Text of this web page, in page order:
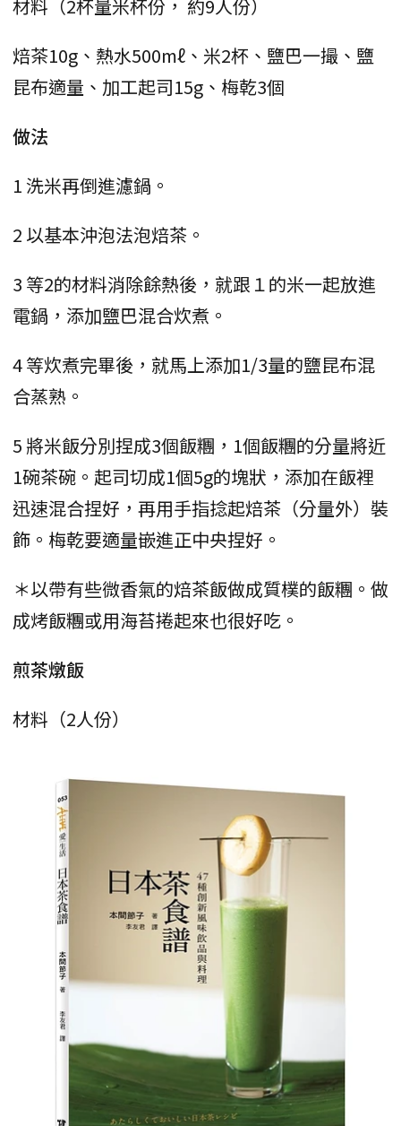
材料（2杯量米杯份， 約9人份）
焙茶10g、熱水500mℓ、米2杯、鹽巴一撮、鹽
昆布適量、加工起司15g、梅乾3個
做法
1 洗米再倒進濾鍋。
2 以基本沖泡法泡焙茶。
3 等2的材料消除餘熱後，就跟１的米一起放進
電鍋，添加鹽巴混合炊煮。
4 等炊煮完畢後，就馬上添加1/3量的鹽昆布混
合蒸熟。
5 將米飯分別捏成3個飯糰，1個飯糰的分量將近
1碗茶碗。起司切成1個5g的塊狀，添加在飯裡
迅速混合捏好，再用手指捻起焙茶（分量外）裝
飾。梅乾要適量嵌進正中央捏好。
＊以帶有些微香氣的焙茶飯做成質樸的飯糰。做
成烤飯糰或用海苔捲起來也很好吃。
煎茶燉飯
材料（2人份）